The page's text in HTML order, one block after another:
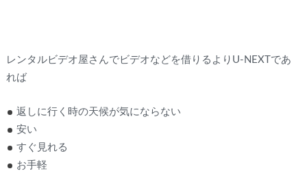
レンタルビデオ屋さんでビデオなどを借りるよりU-NEXTであ
れば
返しに行く時の天候が気にならない
安い
すぐ見れる
お手軽